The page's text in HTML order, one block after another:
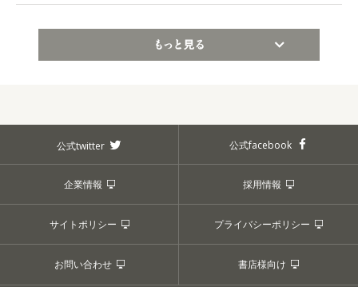
公式twitter 公式facebook
企業情報 採用情報
サイトポリシー プライバシーポリシー
お問い合わせ 書店様向け